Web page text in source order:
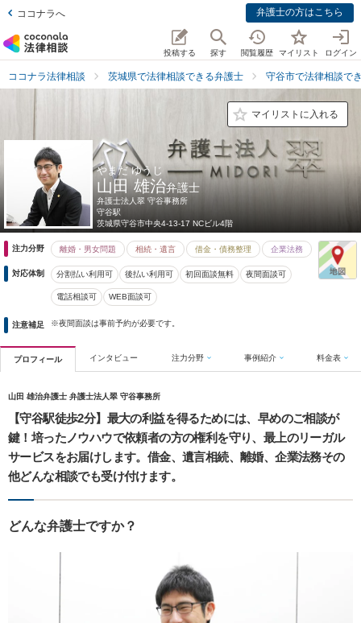
ココナラへ 弁護士の方はこちら
投稿する 探す 閲覧履歴 マイリスト ログイン
ココナラ法律相談 茨城県で法律相談できる弁護士 守谷市で法律相談で
マイリストに入れる
やまだ ゆうじ
山田 雄治弁護士
弁護士法人翠 守谷事務所
守谷駅
茨城県守谷市中央4-13-17 NCビル4階
注力分野 離婚・男女問題 相続・遺言 借金・債務整理 企業法務
対応体制 分割払い利用可 後払い利用可 初回面談無料 夜間面談可
電話相談可 WEB面談可
注意補足 ※夜間面談は事前予約が必要です。
プロフィール インタビュー 注力分野 事例紹介 料金表
山田 雄治弁護士 弁護士法人翠 守谷事務所
【守谷駅徒歩2分】最大の利益を得るためには、早めのご相談が
鍵！培ったノウハウで依頼者の方の権利を守り、最上のリーガル
サービスをお届けします。借金、遺言相続、離婚、企業法務その
他どんな相談でも受け付けます。
どんな弁護士ですか？